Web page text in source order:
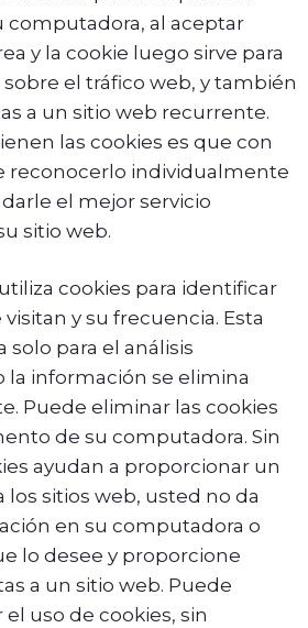
computadora, al aceptar
y la cookie luego sirve para
el tráfico web, y también
a un sitio web recurrente.
las cookies es que con
reconocerlo individualmente
el mejor servicio
sitio web.
cookies para identificar
visitan y su frecuencia. Esta
solo para el análisis
la información se elimina
Puede eliminar las cookies
de su computadora. Sin
ayudan a proporcionar un
los sitios web, usted no da
en su computadora o
lo desee y proporcione
a un sitio web. Puede
uso de cookies, sin